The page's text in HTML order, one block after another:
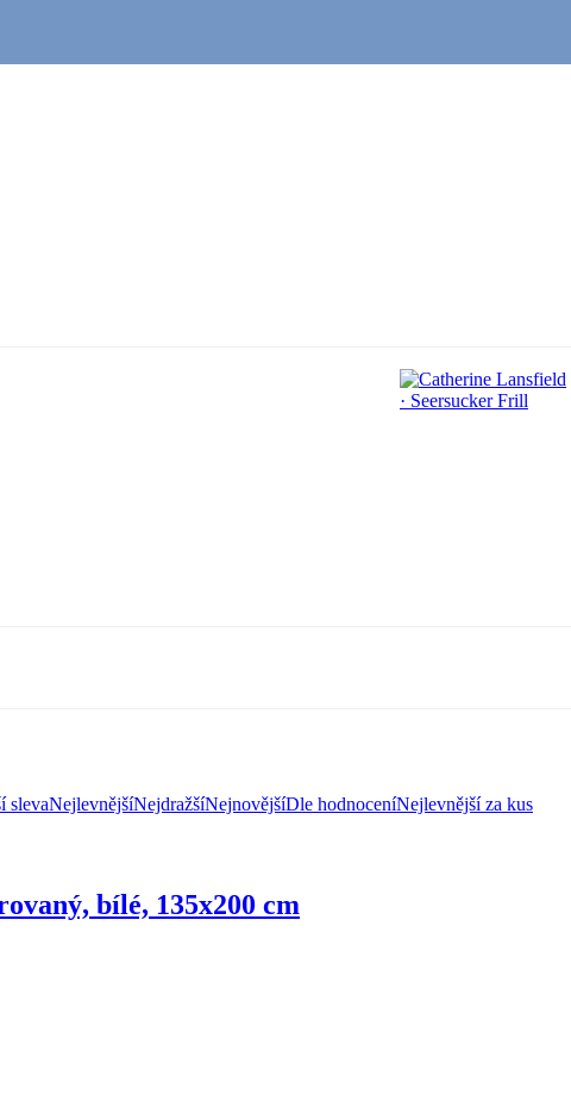
slevaNejlevnějšíNejdražšíNejnovějšíDle hodnoceníNejlevnější za kus
bílé, 135x200 cm